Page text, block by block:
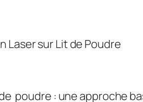
Laser sur Lit de Poudre
poudre : une approche